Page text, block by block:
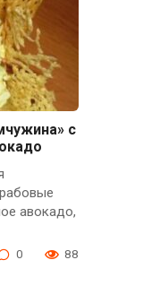
с
авокадо,
0 88